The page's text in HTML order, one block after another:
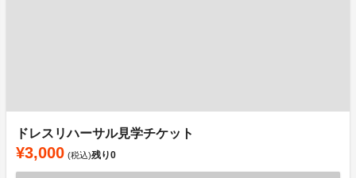
ドレスリハーサル見学チケット
¥3,000 (税込)残り0